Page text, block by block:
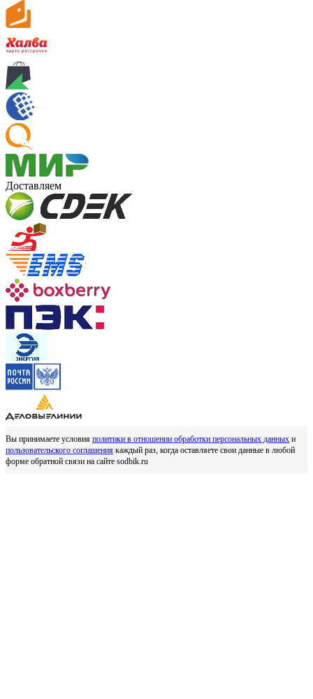
Доставляем
Вы принимаете условия политики в отношении обработки персональных данных и
пользовательского соглашения каждый раз, когда оставляете свои данные в любой
форме обратной связи на сайте sodbik.ru